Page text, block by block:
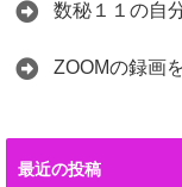
数秘１１の自
ZOOMの録画
最近の投稿